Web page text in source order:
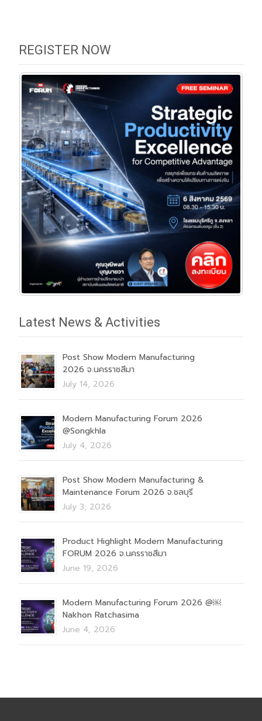
REGISTER NOW
Latest News & Activities
Post Show Modern Manufacturing
2026 จ.นครราชสีมา
July 14, 2026
Modern Manufacturing Forum 2026
@Songkhla
July 4, 2026
Post Show Modern Manufacturing &
Maintenance Forum 2026 จ.ชลบุรี
July 3, 2026
Product Highlight Modern Manufacturing
FORUM 2026 จ.นครราชสีมา
June 19, 2026
Modern Manufacturing Forum 2026 @￼
Nakhon Ratchasima
June 4, 2026